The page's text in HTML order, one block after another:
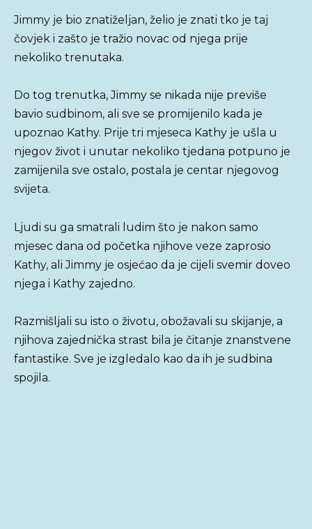
Jimmy je bio znatiželjan, želio je znati tko je taj
čovjek i zašto je tražio novac od njega prije
nekoliko trenutaka.
Do tog trenutka, Jimmy se nikada nije previše
bavio sudbinom, ali sve se promijenilo kada je
upoznao Kathy. Prije tri mjeseca Kathy je ušla u
njegov život i unutar nekoliko tjedana potpuno je
zamijenila sve ostalo, postala je centar njegovog
svijeta.
Ljudi su ga smatrali ludim što je nakon samo
mjesec dana od početka njihove veze zaprosio
Kathy, ali Jimmy je osjećao da je cijeli svemir doveo
njega i Kathy zajedno.
Razmišljali su isto o životu, obožavali su skijanje, a
njihova zajednička strast bila je čitanje znanstvene
fantastike. Sve je izgledalo kao da ih je sudbina
spojila.